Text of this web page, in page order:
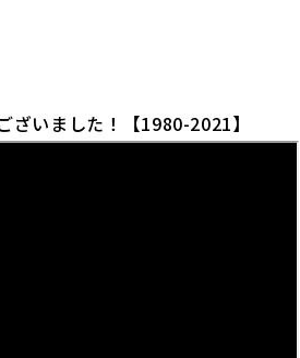
ざいました！【1980-2021】